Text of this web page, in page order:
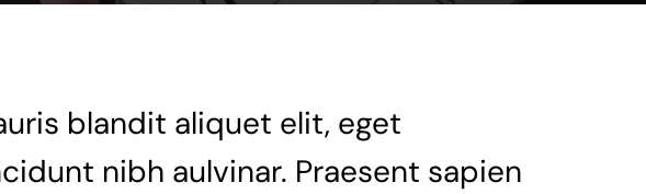
blandit aliquet elit, eget
nibh aulvinar. Praesent sapien